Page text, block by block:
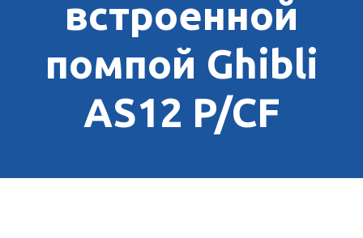
встроенной
помпой Ghibli
AS12 P/CF